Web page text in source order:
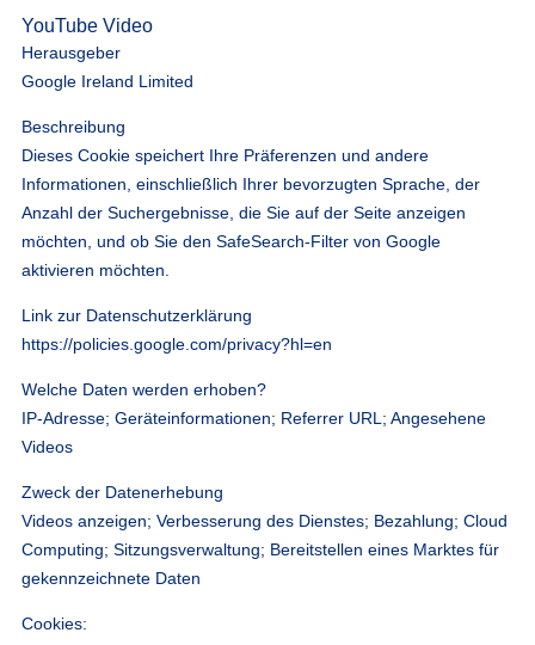
YouTube Video
Herausgeber
Google Ireland Limited
Beschreibung
Dieses Cookie speichert Ihre Präferenzen und andere
Informationen, einschließlich Ihrer bevorzugten Sprache, der
Anzahl der Suchergebnisse, die Sie auf der Seite anzeigen
möchten, und ob Sie den SafeSearch-Filter von Google
aktivieren möchten.
Link zur Datenschutzerklärung
https://policies.google.com/privacy?hl=en
Welche Daten werden erhoben?
IP-Adresse; Geräteinformationen; Referrer URL; Angesehene
Videos
Zweck der Datenerhebung
Videos anzeigen; Verbesserung des Dienstes; Bezahlung; Cloud
Computing; Sitzungsverwaltung; Bereitstellen eines Marktes für
gekennzeichnete Daten
Cookies: